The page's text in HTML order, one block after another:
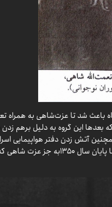
۱۵ خرداد ۱۳۴۲ توسط رژیم شاه باعث شد تا عزت‌شاهی به
بعدها این گروه به دلیل برهم زدن
صهیونیستی در ورزشگاه امجدیه در ۱۳۴۵ و همچنین آتش زدن دفتر
عال» به گروه «ال عال» مصطلح شد و تمامی اعضای آن تا پایان